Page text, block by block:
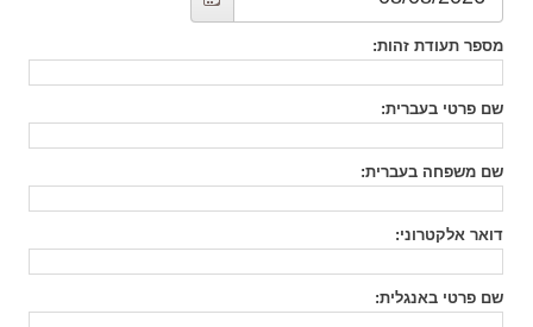
מספר תעודת זהות:
שם פרטי בעברית:
שם משפחה בעברית:
דואר אלקטרוני:
שם פרטי באנגלית: